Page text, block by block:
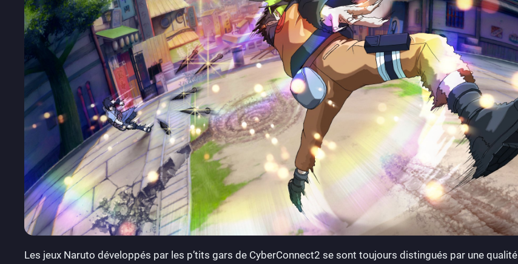
Les jeux Naruto développés par les p’tits gars de CyberConnect2 se sont toujours distingués par une qualité